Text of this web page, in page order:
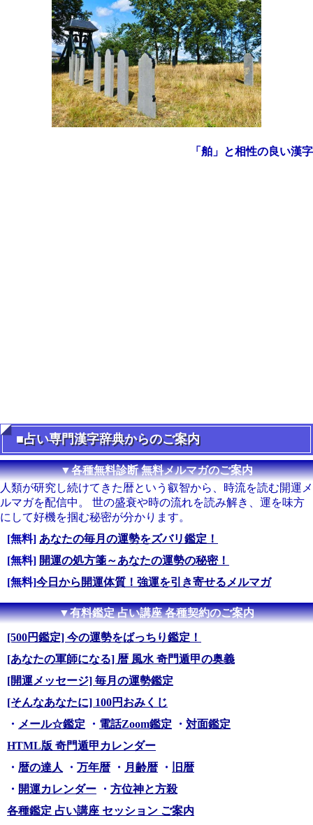
「舶」と相性の良い漢字
■占い専門漢字辞典からのご案内
▼各種無料診断 無料メルマガのご案内
人類が研究し続けてきた暦という叡智から、時流を読む開運メ
ルマガを配信中。 世の盛衰や時の流れを読み解き、運を味方
にして好機を掴む秘密が分かります。
[無料] あなたの毎月の運勢をズバリ鑑定！
[無料] 開運の処方箋～あなたの運勢の秘密！
[無料]今日から開運体質！強運を引き寄せるメルマガ
▼有料鑑定 占い講座 各種契約のご案内
[500円鑑定] 今の運勢をばっちり鑑定！
[あなたの軍師になる] 暦 風水 奇門遁甲の奥義
[開運メッセージ] 毎月の運勢鑑定
[そんなあなたに] 100円おみくじ
・ メール☆鑑定 ・ 電話Zoom鑑定 ・ 対面鑑定
HTML版 奇門遁甲カレンダー
・ 暦の達人 ・ 万年暦 ・ 月齢暦 ・
旧暦
・ 開運カレンダー ・ 方位神と方殺
各種鑑定 占い講座 セッション ご案内